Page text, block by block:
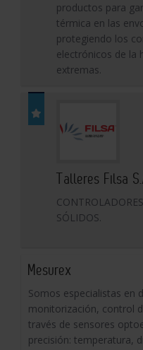
productos para
térmica en las
protegiendo los
electrónicos de la
extremas.
Talleres Filsa
SÓLIDOS.
Mesurex
Somos especialistas en
monitorización, control
través de sensores
precisión: temperatura,